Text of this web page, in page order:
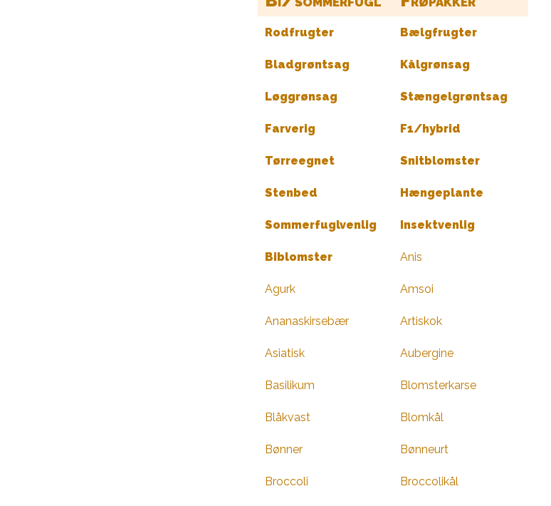
Rodfrugter Bælgfrugter
Bladgrøntsag Kålgrønsag
Løggrønsag Stængelgrøntsag
Farverig F1/hybrid
Tørreegnet Snitblomster
Stenbed Hængeplante
Sommerfuglvenlig Insektvenlig
Biblomster Anis
Agurk Amsoi
Ananaskirsebær Artiskok
Asiatisk Aubergine
Basilikum Blomsterkarse
Blåkvast Blomkål
Bønner Bønneurt
Broccoli Broccolikål